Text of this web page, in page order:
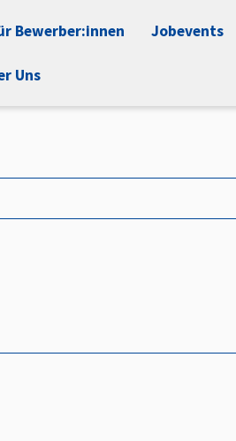
Bewerber:innen Jobevents
Uns